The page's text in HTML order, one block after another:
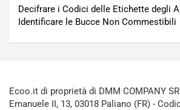
Decifrare i Codici delle Etichette degli
Identificare le Bucce Non Commestibili
Ecoo.it di proprietà di DMM COMPANY
Emanuele II, 13, 03018 Paliano (FR) -